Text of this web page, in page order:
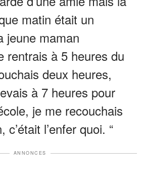
matin était un
jeune maman
rentrais à 5 heures du
deux heures,
à 7 heures pour
je me recouchais
l’enfer quoi. “
ANNONCES